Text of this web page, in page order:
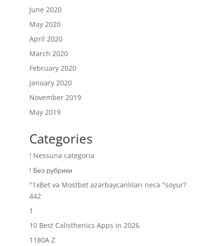
June 2020
May 2020
April 2020
March 2020
February 2020
January 2020
November 2019
May 2019
Categories
! Nessuna categoria
! Без рубрики
"1xBet və Mostbet azərbaycanlıları necə "soyur?
442
1
10 Best Calisthenics Apps in 2026
1180A Z